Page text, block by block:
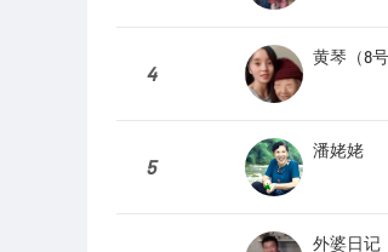
4
黄琴（8
5
潘姥姥
外婆日记